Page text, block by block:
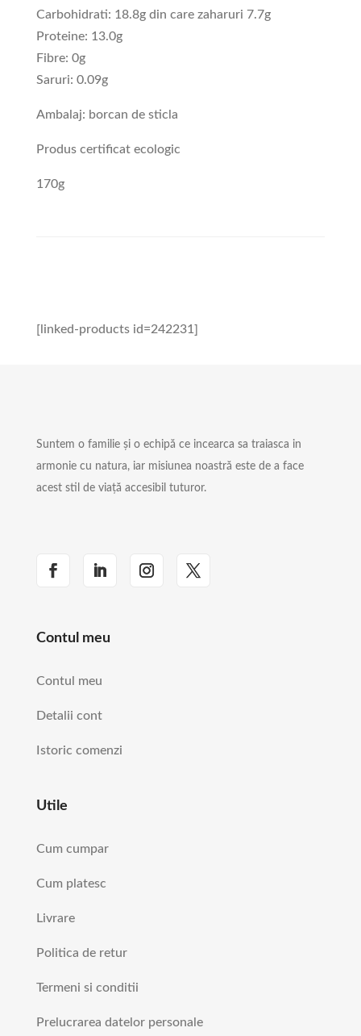
Carbohidrati: 18.8g din care zaharuri 7.7g
Proteine: 13.0g
Fibre: 0g
Saruri: 0.09g
Ambalaj: borcan de sticla
Produs certificat ecologic
170g
[linked-products id=242231]
Suntem o familie și o echipă ce incearca sa traiasca in
armonie cu natura, iar misiunea noastră este de a face
acest stil de viață accesibil tuturor.
Contul meu
Contul meu
Detalii cont
Istoric comenzi
Utile
Cum cumpar
Cum platesc
Livrare
Politica de retur
Termeni si conditii
Prelucrarea datelor personale